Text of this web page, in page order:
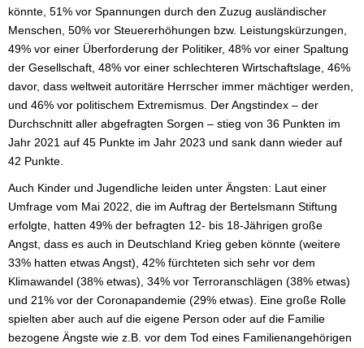
könnte, 51% vor Spannungen durch den Zuzug ausländischer
Menschen, 50% vor Steuererhöhungen bzw. Leistungskürzungen,
49% vor einer Überforderung der Politiker, 48% vor einer Spaltung
der Gesellschaft, 48% vor einer schlechteren Wirtschaftslage, 46%
davor, dass weltweit autoritäre Herrscher immer mächtiger werden,
und 46% vor politischem Extremismus. Der Angstindex – der
Durchschnitt aller abgefragten Sorgen – stieg von 36 Punkten im
Jahr 2021 auf 45 Punkte im Jahr 2023 und sank dann wieder auf
42 Punkte.
Auch Kinder und Jugendliche leiden unter Ängsten: Laut einer
Umfrage vom Mai 2022, die im Auftrag der Bertelsmann Stiftung
erfolgte, hatten 49% der befragten 12- bis 18-Jährigen große
Angst, dass es auch in Deutschland Krieg geben könnte (weitere
33% hatten etwas Angst), 42% fürchteten sich sehr vor dem
Klimawandel (38% etwas), 34% vor Terroranschlägen (38% etwas)
und 21% vor der Coronapandemie (29% etwas). Eine große Rolle
spielten aber auch auf die eigene Person oder auf die Familie
bezogene Ängste wie z.B. vor dem Tod eines Familienangehörigen